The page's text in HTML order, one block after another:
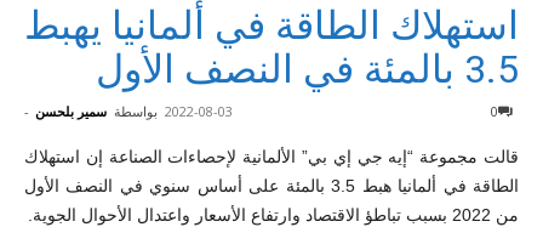
استهلاك الطاقة في ألمانيا يهبط
3.5 بالمئة في النصف الأول
بواسطة سمير بلحسن - 2022-08-03 0
قالت مجموعة “إيه جي إي بي” الألمانية لإحصاءات الصناعة إن استهلاك
الطاقة في ألمانيا هبط 3.5 بالمئة على أساس سنوي في النصف الأول
من 2022 بسبب تباطؤ الاقتصاد وارتفاع الأسعار واعتدال الأحوال الجوية.